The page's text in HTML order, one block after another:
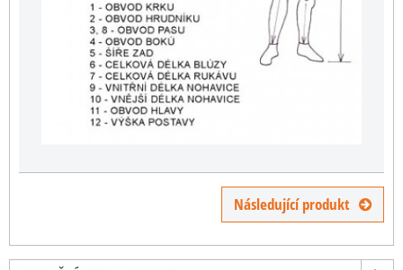
Následující produkt